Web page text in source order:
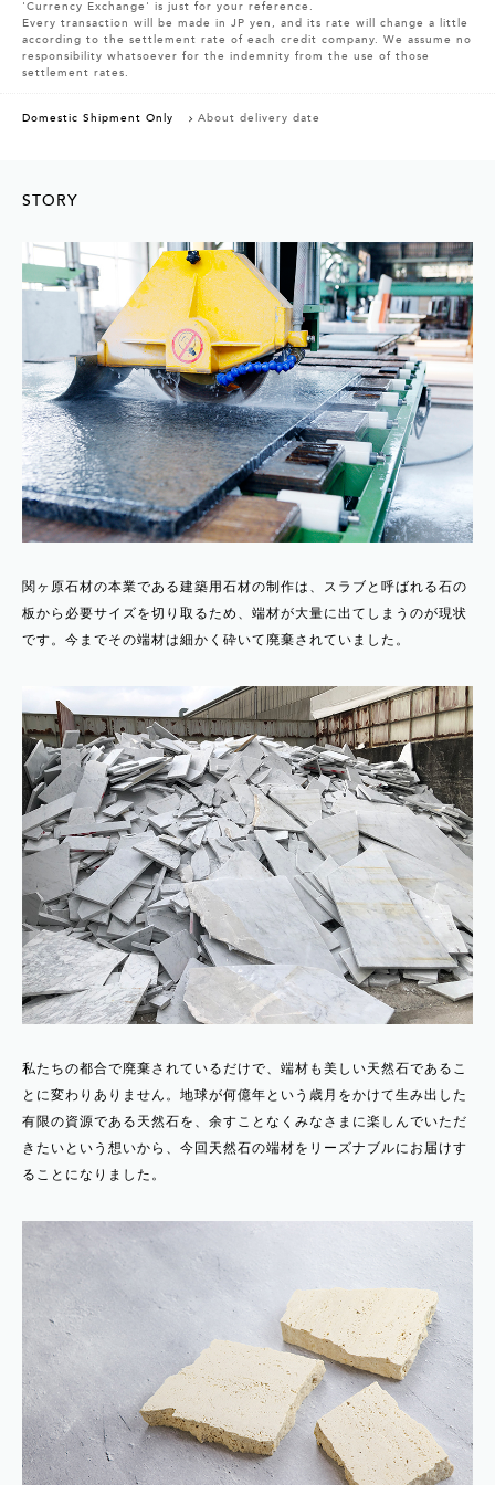
'Currency Exchange' is just for your reference.
Every transaction will be made in JP yen, and its rate will change a little
according to the settlement rate of each credit company. We assume no
responsibility whatsoever for the indemnity from the use of those
settlement rates.
Domestic Shipment Only About delivery date
STORY
関ヶ原石材の本業である建築用石材の制作は、スラブと呼ばれる石の
板から必要サイズを切り取るため、端材が大量に出てしまうのが現状
です。今までその端材は細かく砕いて廃棄されていました。
私たちの都合で廃棄されているだけで、端材も美しい天然石であるこ
とに変わりありません。地球が何億年という歳月をかけて生み出した
有限の資源である天然石を、余すことなくみなさまに楽しんでいただ
きたいという想いから、今回天然石の端材をリーズナブルにお届けす
ることになりました。